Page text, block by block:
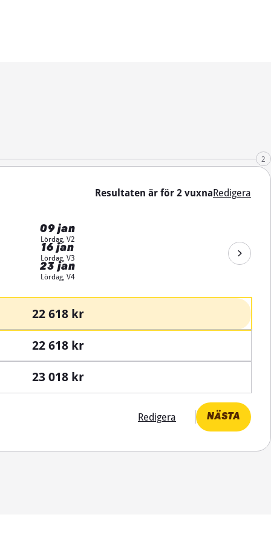
2
Resultaten är för 2 vuxnaRedigera
09 jan
Lördag, V2
16 jan
Lördag, V3
23 jan
Lördag, V4
22 618 kr
22 618 kr
23 018 kr
Redigera NÄSTA